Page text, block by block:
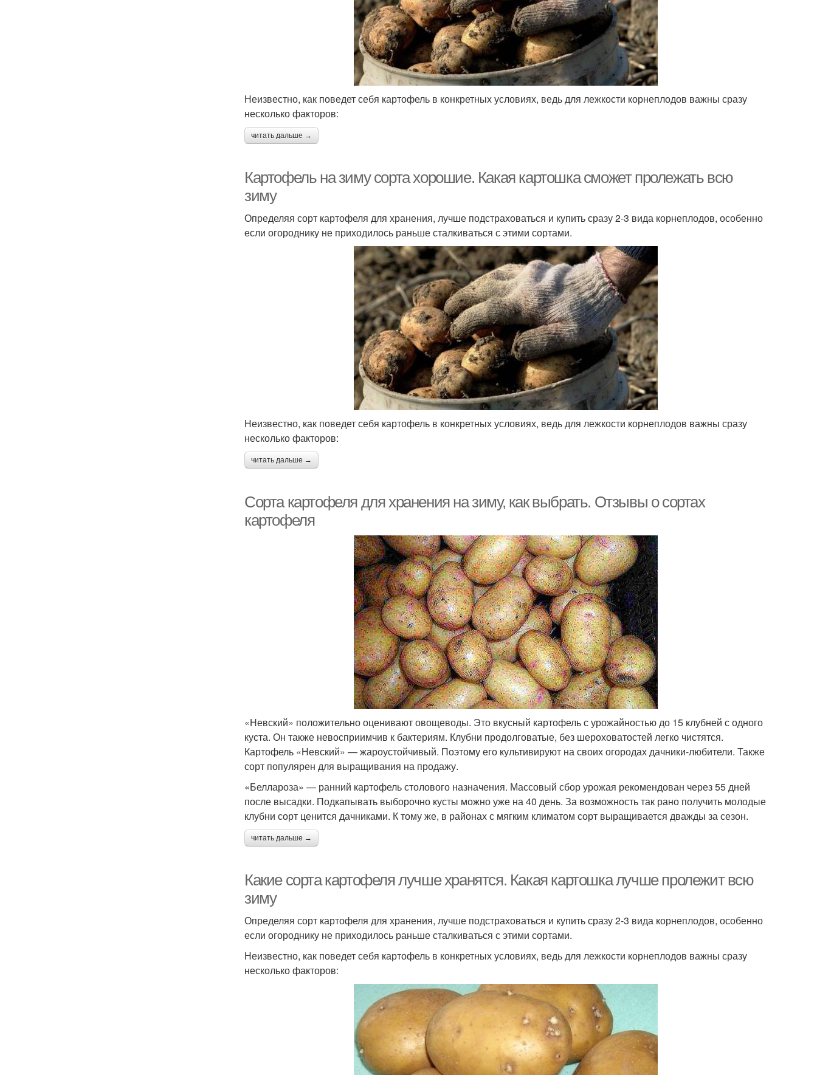
Неизвестно, как поведет себя картофель в конкретных условиях, ведь для лежкости корнеплодов важны сразу
несколько факторов:
читать дальше →
Картофель на зиму сорта хорошие. Какая картошка сможет пролежать всю
зиму
Определяя сорт картофеля для хранения, лучше подстраховаться и купить сразу 2-3 вида корнеплодов, особенно
если огороднику не приходилось раньше сталкиваться с этими сортами.
Неизвестно, как поведет себя картофель в конкретных условиях, ведь для лежкости корнеплодов важны сразу
несколько факторов:
читать дальше →
Сорта картофеля для хранения на зиму, как выбрать. Отзывы о сортах
картофеля
«Невский» положительно оценивают овощеводы. Это вкусный картофель с урожайностью до 15 клубней с одного
куста. Он также невосприимчив к бактериям. Клубни продолговатые, без шероховатостей легко чистятся.
Картофель «Невский» — жароустойчивый. Поэтому его культивируют на своих огородах дачники-любители. Также
сорт популярен для выращивания на продажу.
«Беллароза» — ранний картофель столового назначения. Массовый сбор урожая рекомендован через 55 дней
после высадки. Подкапывать выборочно кусты можно уже на 40 день. За возможность так рано получить молодые
клубни сорт ценится дачниками. К тому же, в районах с мягким климатом сорт выращивается дважды за сезон.
читать дальше →
Какие сорта картофеля лучше хранятся. Какая картошка лучше пролежит всю
зиму
Определяя сорт картофеля для хранения, лучше подстраховаться и купить сразу 2-3 вида корнеплодов, особенно
если огороднику не приходилось раньше сталкиваться с этими сортами.
Неизвестно, как поведет себя картофель в конкретных условиях, ведь для лежкости корнеплодов важны сразу
несколько факторов: